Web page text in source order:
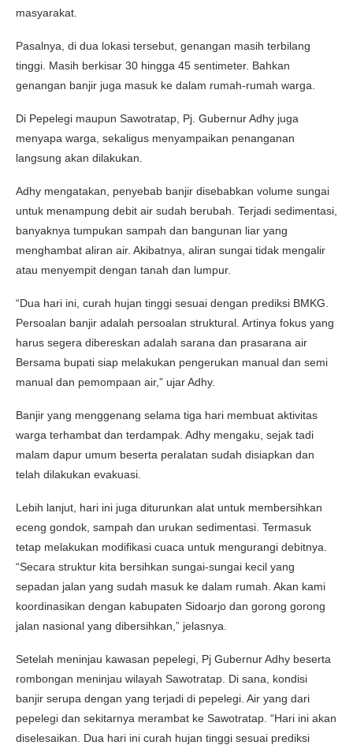
masyarakat.
Pasalnya, di dua lokasi tersebut, genangan masih terbilang
tinggi. Masih berkisar 30 hingga 45 sentimeter. Bahkan
genangan banjir juga masuk ke dalam rumah-rumah warga.
Di Pepelegi maupun Sawotratap, Pj. Gubernur Adhy juga
menyapa warga, sekaligus menyampaikan penanganan
langsung akan dilakukan.
Adhy mengatakan, penyebab banjir disebabkan volume sungai
untuk menampung debit air sudah berubah. Terjadi sedimentasi,
banyaknya tumpukan sampah dan bangunan liar yang
menghambat aliran air. Akibatnya, aliran sungai tidak mengalir
atau menyempit dengan tanah dan lumpur.
“Dua hari ini, curah hujan tinggi sesuai dengan prediksi BMKG.
Persoalan banjir adalah persoalan struktural. Artinya fokus yang
harus segera dibereskan adalah sarana dan prasarana air
Bersama bupati siap melakukan pengerukan manual dan semi
manual dan pemompaan air,” ujar Adhy.
Banjir yang menggenang selama tiga hari membuat aktivitas
warga terhambat dan terdampak. Adhy mengaku, sejak tadi
malam dapur umum beserta peralatan sudah disiapkan dan
telah dilakukan evakuasi.
Lebih lanjut, hari ini juga diturunkan alat untuk membersihkan
eceng gondok, sampah dan urukan sedimentasi. Termasuk
tetap melakukan modifikasi cuaca untuk mengurangi debitnya.
“Secara struktur kita bersihkan sungai-sungai kecil yang
sepadan jalan yang sudah masuk ke dalam rumah. Akan kami
koordinasikan dengan kabupaten Sidoarjo dan gorong gorong
jalan nasional yang dibersihkan,” jelasnya.
Setelah meninjau kawasan pepelegi, Pj Gubernur Adhy beserta
rombongan meninjau wilayah Sawotratap. Di sana, kondisi
banjir serupa dengan yang terjadi di pepelegi. Air yang dari
pepelegi dan sekitarnya merambat ke Sawotratap. “Hari ini akan
diselesaikan. Dua hari ini curah hujan tinggi sesuai prediksi